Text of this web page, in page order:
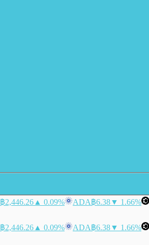
฿2,446.26 ▲ 0.09% ADA฿6.38▼ 1.66%
฿2,446.26 ▲ 0.09% ADA฿6.38▼ 1.66%